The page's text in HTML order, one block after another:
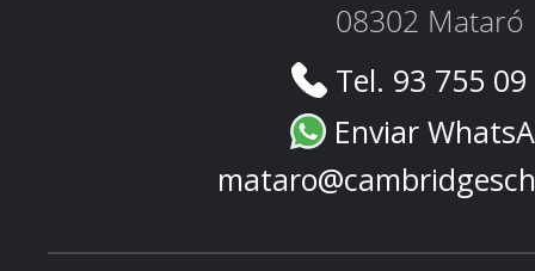
08302 Mataró
Tel. 93 755
Enviar